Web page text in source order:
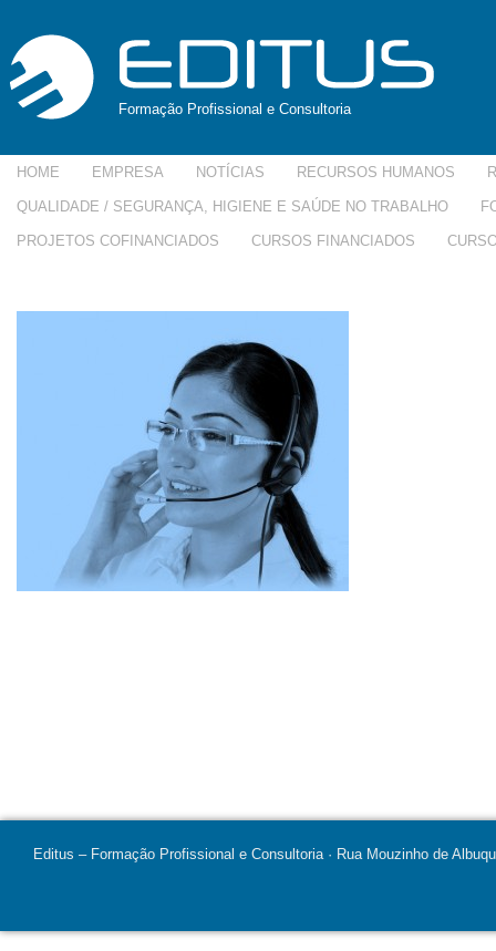
Formação Profissional e Consultoria
HOME EMPRESA NOTÍCIAS RECURSOS HUMANOS
QUALIDADE / SEGURANÇA, HIGIENE E SAÚDE NO TRABALHO
PROJETOS COFINANCIADOS CURSOS FINANCIADOS
Editus – Formação Profissional e Consultoria · Rua Mouzinho de